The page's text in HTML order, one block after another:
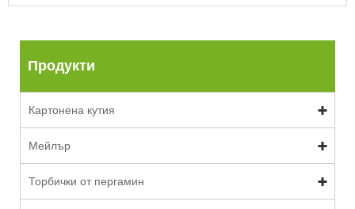
Продукти
Картонена кутия
Мейлър
Торбички от пергамин